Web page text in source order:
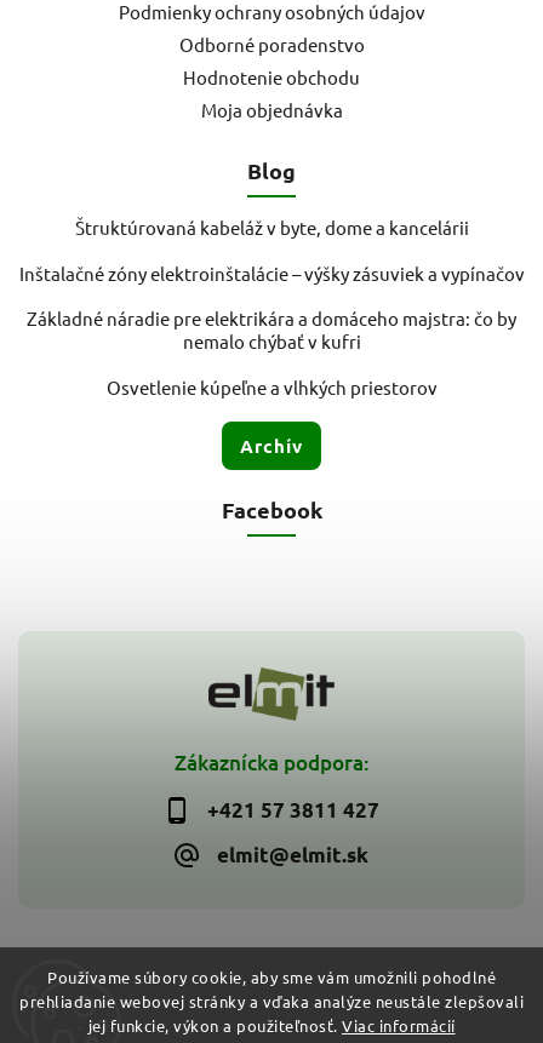
Používame súbory cookie, aby sme vám umožnili pohodlné
prehliadanie webovej stránky a vďaka analýze neustále zlepšovali
jej funkcie, výkon a použiteľnosť. Viac informácií
Zákaznícka podpora:
+421 57 3811 427
elmit@elmit.sk
Podmienky ochrany osobných údajov
Odborné poradenstvo
Hodnotenie obchodu
Moja objednávka
Blog
Štruktúrovaná kabeláž v byte, dome a kancelárii
Inštalačné zóny elektroinštalácie – výšky zásuviek a vypínačov
Základné náradie pre elektrikára a domáceho majstra: čo by
nemalo chýbať v kufri
Osvetlenie kúpeľne a vlhkých priestorov
Archív
Facebook
Copyright 2026ELMIT - Elektroinštalačný materiál, svietidlá.
Všetky práva vyhradené.